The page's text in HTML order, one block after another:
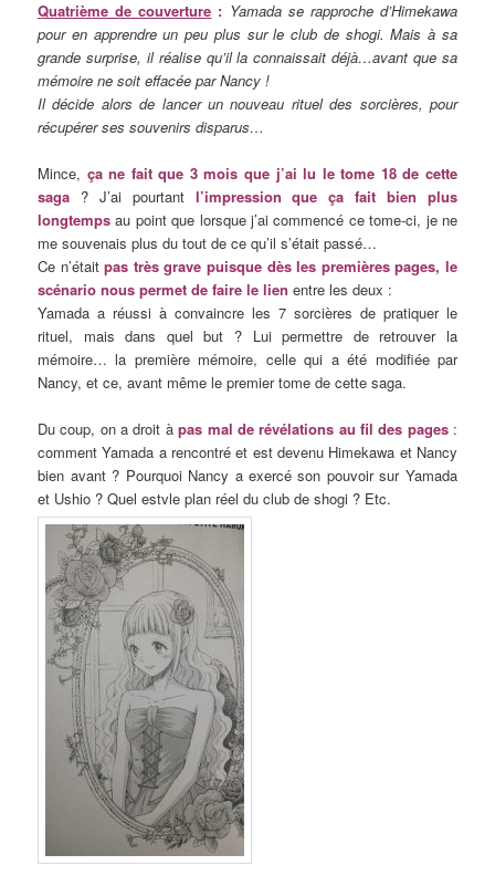
Quatrième de couverture : Yamada se rapproche d’Himekawa
pour en apprendre un peu plus sur le club de shogi. Mais à sa
grande surprise, il réalise qu’il la connaissait déjà…avant que sa
mémoire ne soit effacée par Nancy !
Il décide alors de lancer un nouveau rituel des sorcières, pour
récupérer ses souvenirs disparus…
Mince, ça ne fait que 3 mois que j’ai lu le tome 18 de cette
saga ? J’ai pourtant l’impression que ça fait bien plus
longtemps au point que lorsque j’ai commencé ce tome-ci, je ne
me souvenais plus du tout de ce qu’il s’était passé…
Ce n’étaitpas très grave puisque dès les premières pages, le
scénario nous permet de faire le lien entre les deux :
Yamada a réussi à convaincre les 7 sorcières de pratiquer le
rituel, mais dans quel but ? Lui permettre de retrouver la
mémoire… la première mémoire, celle qui a été modifiée par
Nancy, et ce, avant même le premier tome de cette saga.
Du coup, on a droit àpas mal de révélations au fil des pages:
comment Yamada a rencontré et est devenu Himekawa et Nancy
bien avant ? Pourquoi Nancy a exercé son pouvoir sur Yamada
et Ushio ? Quel estvle plan réel du club de shogi ? Etc.